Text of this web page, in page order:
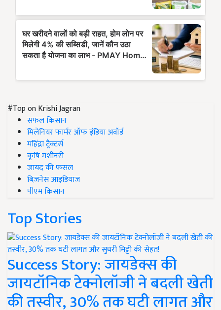
#Top on Krishi Jagran
सफल किसान
मिलेनियर फार्मर ऑफ इंडिया अवॉर्ड
महिंद्रा ट्रैक्टर्स
कृषि मशीनरी
जायद की फसल
बिज़नेस आइडियाज
पीएम किसान
Top Stories
Success Story: जायडेक्स की
जायटॉनिक टेक्नोलॉजी ने बदली खेती
की तस्वीर, 30% तक घटी लागत और